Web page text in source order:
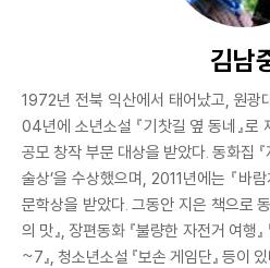
김남
1972년 전북 익산에서 태어났고, 원광
04년에 소년소설 『기찻길 옆 동네』로
공모 창작 부문 대상을 받았다. 동화집
술상’을 수상했으며, 2011년에는 『바
문학상을 받았다. 그동안 지은 책으로 동
의 맛』, 장편동화 『불량한 자전거 여행』
~7』, 청소년소설 『보손 게임단』 등이